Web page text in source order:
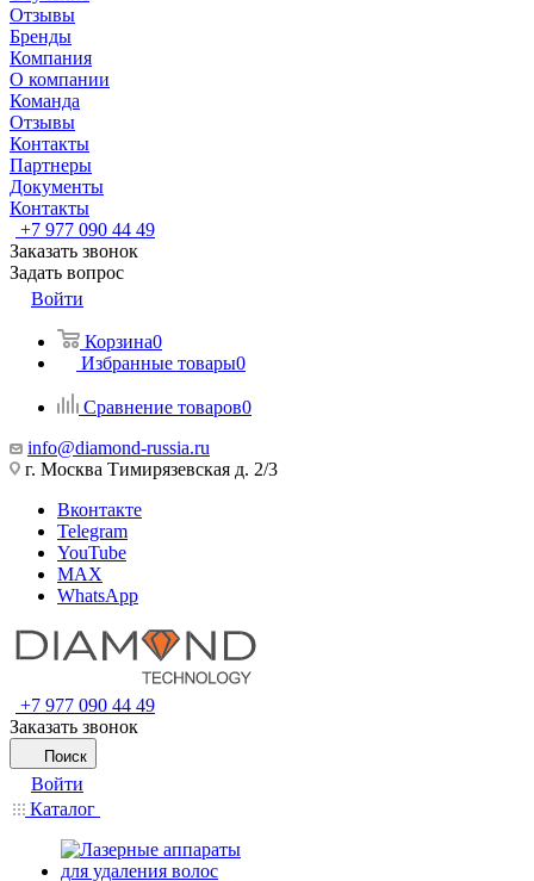
Отзывы
Бренды
Компания
О компании
Команда
Отзывы
Контакты
Партнеры
Документы
Контакты
+7 977 090 44 49
Заказать звонок
Задать вопрос
Войти
Корзина0
Избранные товары0
Сравнение товаров0
info@diamond-russia.ru
г. Москва Тимирязевская д. 2/3
Вконтакте
Telegram
YouTube
MAX
WhatsApp
+7 977 090 44 49
Заказать звонок
Поиск
Войти
Каталог